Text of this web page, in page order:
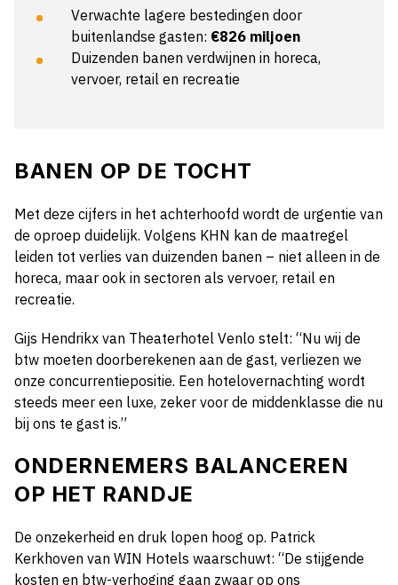
Verwachte lagere bestedingen door
buitenlandse gasten: €826 miljoen
Duizenden banen verdwijnen in horeca,
vervoer, retail en recreatie
BANEN OP DE TOCHT
Met deze cijfers in het achterhoofd wordt de urgentie van
de oproep duidelijk. Volgens KHN kan de maatregel
leiden tot verlies van duizenden banen – niet alleen in de
horeca, maar ook in sectoren als vervoer, retail en
recreatie.
Gijs Hendrikx van Theaterhotel Venlo stelt: “Nu wij de
btw moeten doorberekenen aan de gast, verliezen we
onze concurrentiepositie. Een hotelovernachting wordt
steeds meer een luxe, zeker voor de middenklasse die nu
bij ons te gast is.”
ONDERNEMERS BALANCEREN
OP HET RANDJE
De onzekerheid en druk lopen hoog op. Patrick
Kerkhoven van WIN Hotels waarschuwt: “De stijgende
kosten en btw-verhoging gaan zwaar op ons